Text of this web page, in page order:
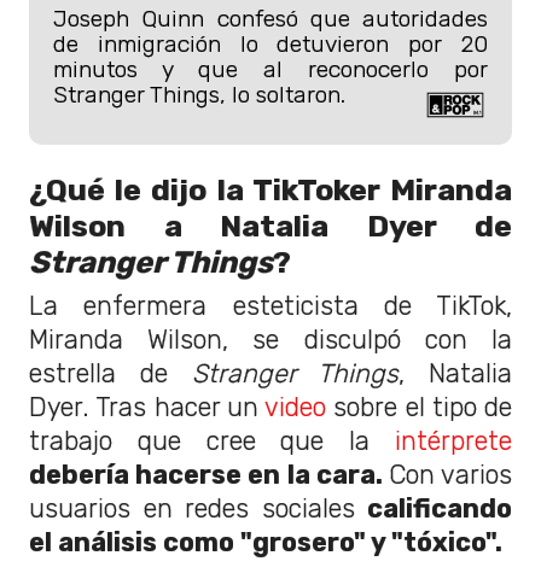
Joseph Quinn confesó que autoridades
de inmigración lo detuvieron por 20
minutos y que al reconocerlo por
Stranger Things, lo soltaron.
¿Qué le dijo la TikToker Miranda
Wilson a Natalia Dyer de
Stranger Things?
La enfermera esteticista de TikTok,
Miranda Wilson, se disculpó con la
estrella de Stranger Things, Natalia
Dyer. Tras hacer un video sobre el tipo de
trabajo que cree que la intérprete
debería hacerse en la cara. Con varios
usuarios en redes sociales calificando
el análisis como "grosero" y "tóxico".